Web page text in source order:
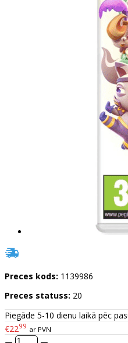
Preces kods: 1139986
Preces statuss: 20
Piegāde 5-10 dienu laikā pēc
€2299 ar PVN